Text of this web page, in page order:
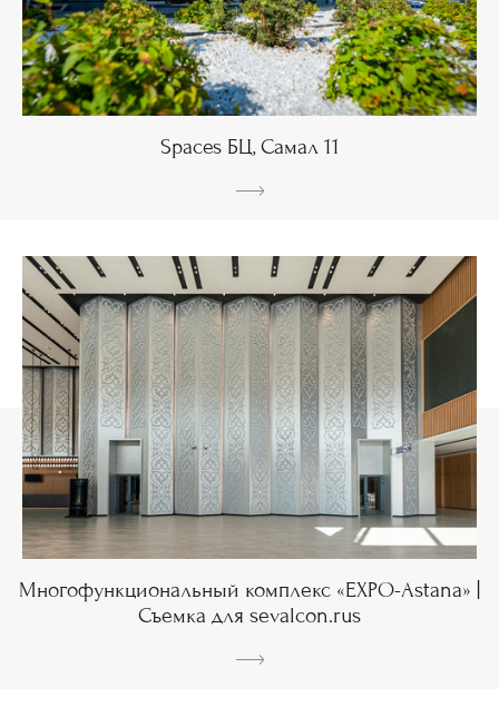
Spaces БЦ, Самал 11
Многофункциональный комплекс «EXPO-Astana» |
Съемка для sevalcon.rus